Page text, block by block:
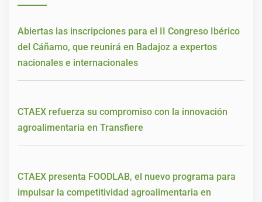
Abiertas las inscripciones para el II Congreso Ibérico
del Cáñamo, que reunirá en Badajoz a expertos
nacionales e internacionales
CTAEX refuerza su compromiso con la innovación
agroalimentaria en Transfiere
CTAEX presenta FOODLAB, el nuevo programa para
impulsar la competitividad agroalimentaria en